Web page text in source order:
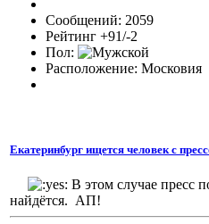
Сообщений: 2059
Рейтинг +91/-2
Пол:
Расположение: Московия
Екатеринбург ищется человек с
В этом случае пресс
найдётся. АП!